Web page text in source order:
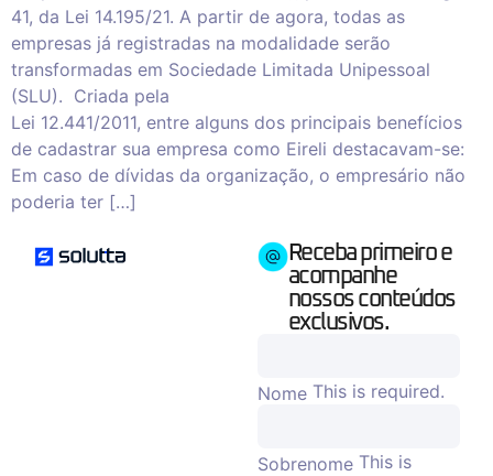
41, da Lei 14.195/21. A partir de agora, todas as
empresas já registradas na modalidade serão
transformadas em Sociedade Limitada Unipessoal
(SLU). Criada pela
Lei 12.441/2011, entre alguns dos principais benefícios
de cadastrar sua empresa como Eireli destacavam-se:
Em caso de dívidas da organização, o empresário não
poderia ter […]
Receba primeiro e
acompanhe
nossos conteúdos
exclusivos.
Nome This is required.
Sobrenome This is